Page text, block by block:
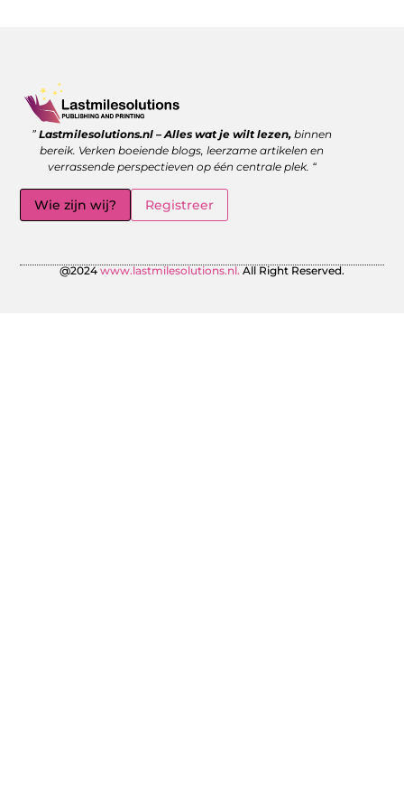
”Lastmilesolutions.nl – Alles wat je wilt lezen, binnen
bereik. Verken boeiende blogs, leerzame artikelen en
verrassende perspectieven op één centrale plek. “
Wie zijn wij? Registreer
@2024 www.lastmilesolutions.nl. All Right Reserved.